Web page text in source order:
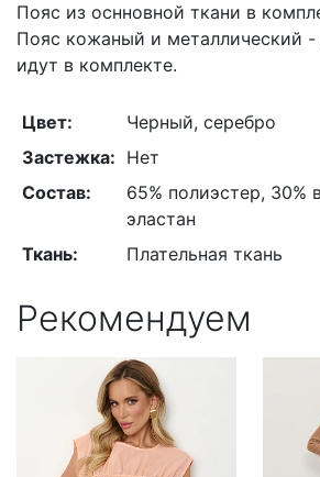
Пояс из оснновной ткани в
Пояс кожаный и металлический -
идут в комплекте.
Цвет:
Черный, серебро
Застежка: Нет
Состав:
65% полиэстер, 30%
эластан
Ткань:
Плательная ткань
Рекомендуем